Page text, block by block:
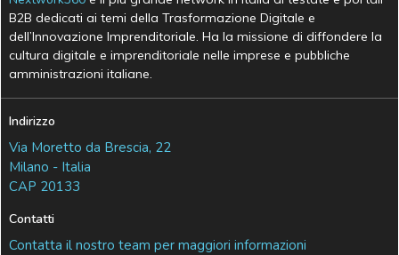
B2B dedicati ai temi della Trasformazione Digitale e
dell’Innovazione Imprenditoriale. Ha la missione di diffondere la
cultura digitale e imprenditoriale nelle imprese e pubbliche
amministrazioni italiane.
Indirizzo
Via Moretto da Brescia, 22
Milano - Italia
CAP 20133
Contatti
Contatta il nostro team per maggiori informazioni